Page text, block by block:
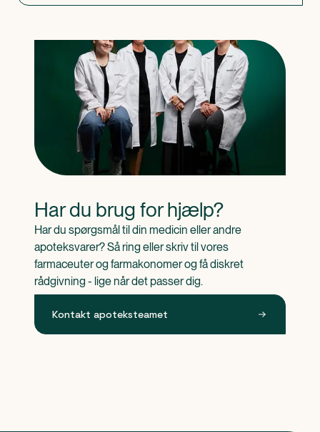
Har du brug for hjælp?
Har du spørgsmål til din medicin eller andre
apoteksvarer? Så ring eller skriv til vores
farmaceuter og farmakonomer og få diskret
rådgivning - lige når det passer dig.
Kontakt apoteksteamet